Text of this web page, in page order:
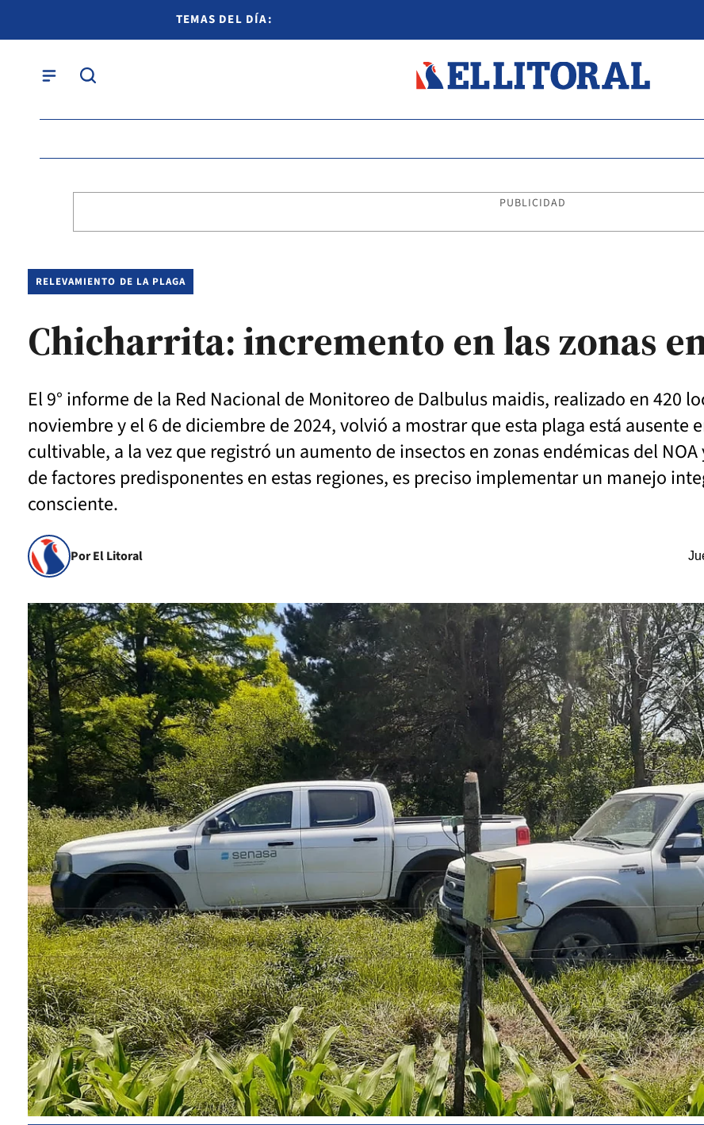
TEMAS DEL DÍA:
PUBLICIDAD
RELEVAMIENTO DE LA PLAGA
Chicharrita: incremento en las zonas
El 9° informe de la Red Nacional de Monitoreo de Dalbulus maidis, realizado en 420
noviembre y el 6 de diciembre de 2024, volvió a mostrar que esta plaga está ausente
cultivable, a la vez que registró un aumento de insectos en zonas endémicas del
de factores predisponentes en estas regiones, es preciso implementar un manejo
consciente.
Por El Litoral